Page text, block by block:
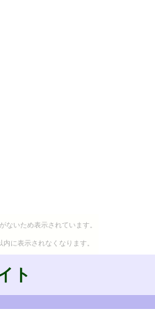
ないため表示されています。
に表示されなくなります。
ト